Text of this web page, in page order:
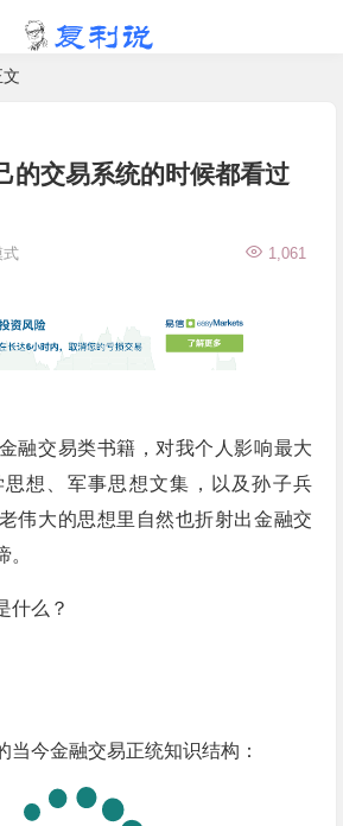
文
的交易系统的时候都看过
1,061
式
融交易类书籍，对我个人影响最大
想、军事思想文集，以及孙子兵
伟大的思想里自然也折射出金融交
。
什么？
当今金融交易正统知识结构：